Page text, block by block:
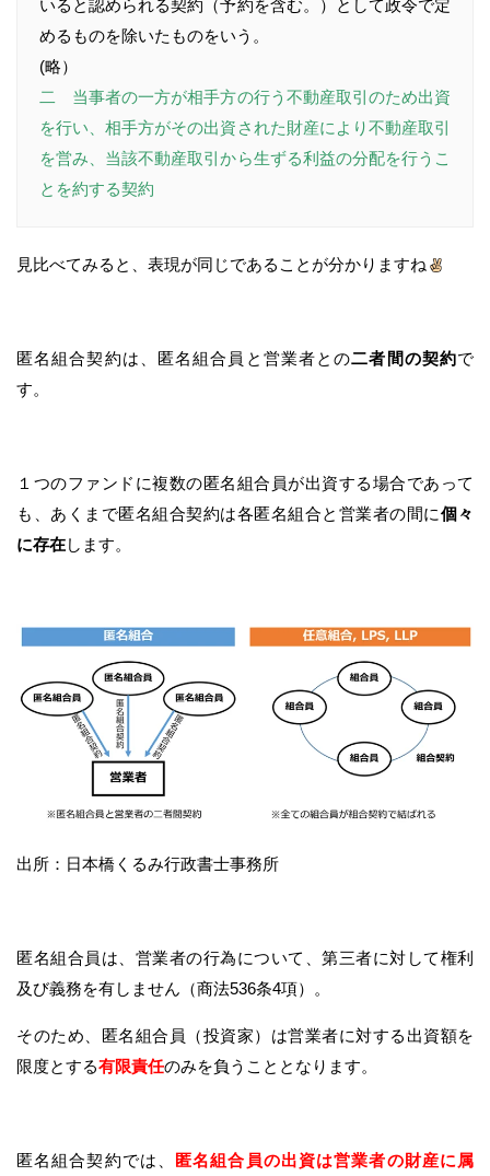
いると認められる契約（予約を含む。）として政令で定
めるものを除いたものをいう。
(略）
二 当事者の一方が相手方の行う不動産取引のため出資
を行い、相手方がその出資された財産により不動産取引
を営み、当該不動産取引から生ずる利益の分配を行うこ
とを約する契約
見比べてみると、表現が同じであることが分かりますね
匿名組合契約は、匿名組合員と営業者との二者間の契約で
す。
１つのファンドに複数の匿名組合員が出資する場合であって
も、あくまで匿名組合契約は各匿名組合と営業者の間に個々
に存在します。
出所：日本橋くるみ行政書士事務所
匿名組合員は、営業者の行為について、第三者に対して権利
及び義務を有しません（商法536条4項）。
そのため、匿名組合員（投資家）は営業者に対する出資額を
限度とする有限責任のみを負うこととなります。
匿名組合契約では、
匿名組合員の出資は営業者の財産に属